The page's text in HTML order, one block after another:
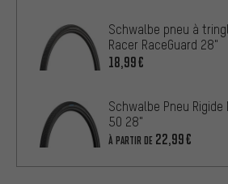
Schwalbe pneu à
Racer RaceGuard 28"
18,99€
Schwalbe Pneu
50 28"
À PARTIR DE 22,99€